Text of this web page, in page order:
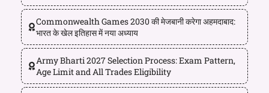
Commonwealth Games 2030 की मेजबानी करेगा अहमदाबाद:
भारत के खेल इतिहास में नया अध्याय
Army Bharti 2027 Selection Process: Exam Pattern,
Age Limit and All Trades Eligibility